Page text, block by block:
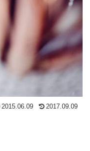
2015.06.09 2017.09.09